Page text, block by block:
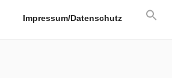
Impressum/Datenschutz